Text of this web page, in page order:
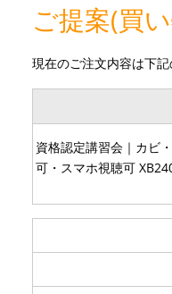
ご提案(買
現在のご注文内容は下
資格認定講習会｜カビ
可・スマホ視聴可